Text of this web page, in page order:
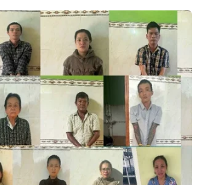
đều được kiểm dịch, khử khuẩn nghiêm
tay người tiêu dùng. (Ảnh: Thanh
Tùng/TTXVN)